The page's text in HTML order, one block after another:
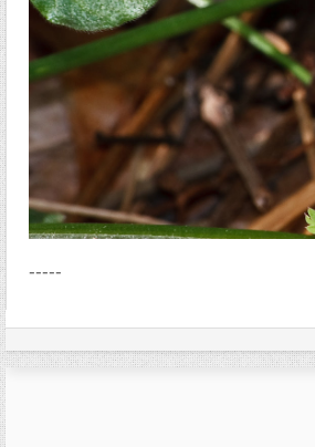
-----